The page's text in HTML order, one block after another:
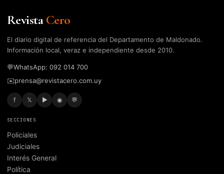
RevistaCero
El diario digital de referencia del Departamento de Maldonado.
Información local, veraz e independiente desde 2010.
💬WhatsApp: 092 014 700
✉️prensa@revistacero.com.uy
f 𝕏 ▶ ◉ 💬
SECCIONES
Policiales
Judiciales
Interés General
Política